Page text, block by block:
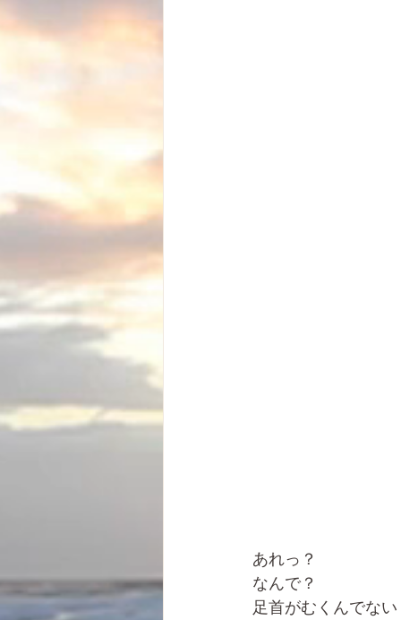
あれっ？
なんで？
足首がむくんでない